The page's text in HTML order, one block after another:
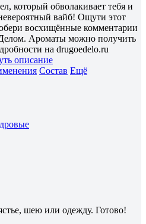
который обволакивает тебя и
вайб! Ощути этот
восхищённые комментарии
Ароматы можно получить
на drugoedelo.ru
описание
Состав Ещё
шею или одежду. Готово!